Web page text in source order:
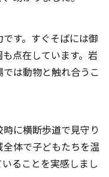
す。すぐそばには御
点在しています。岩
は動物と触れ合うこ
に横断歩道で見守り
体で子どもたちを温
ることを実感しまし